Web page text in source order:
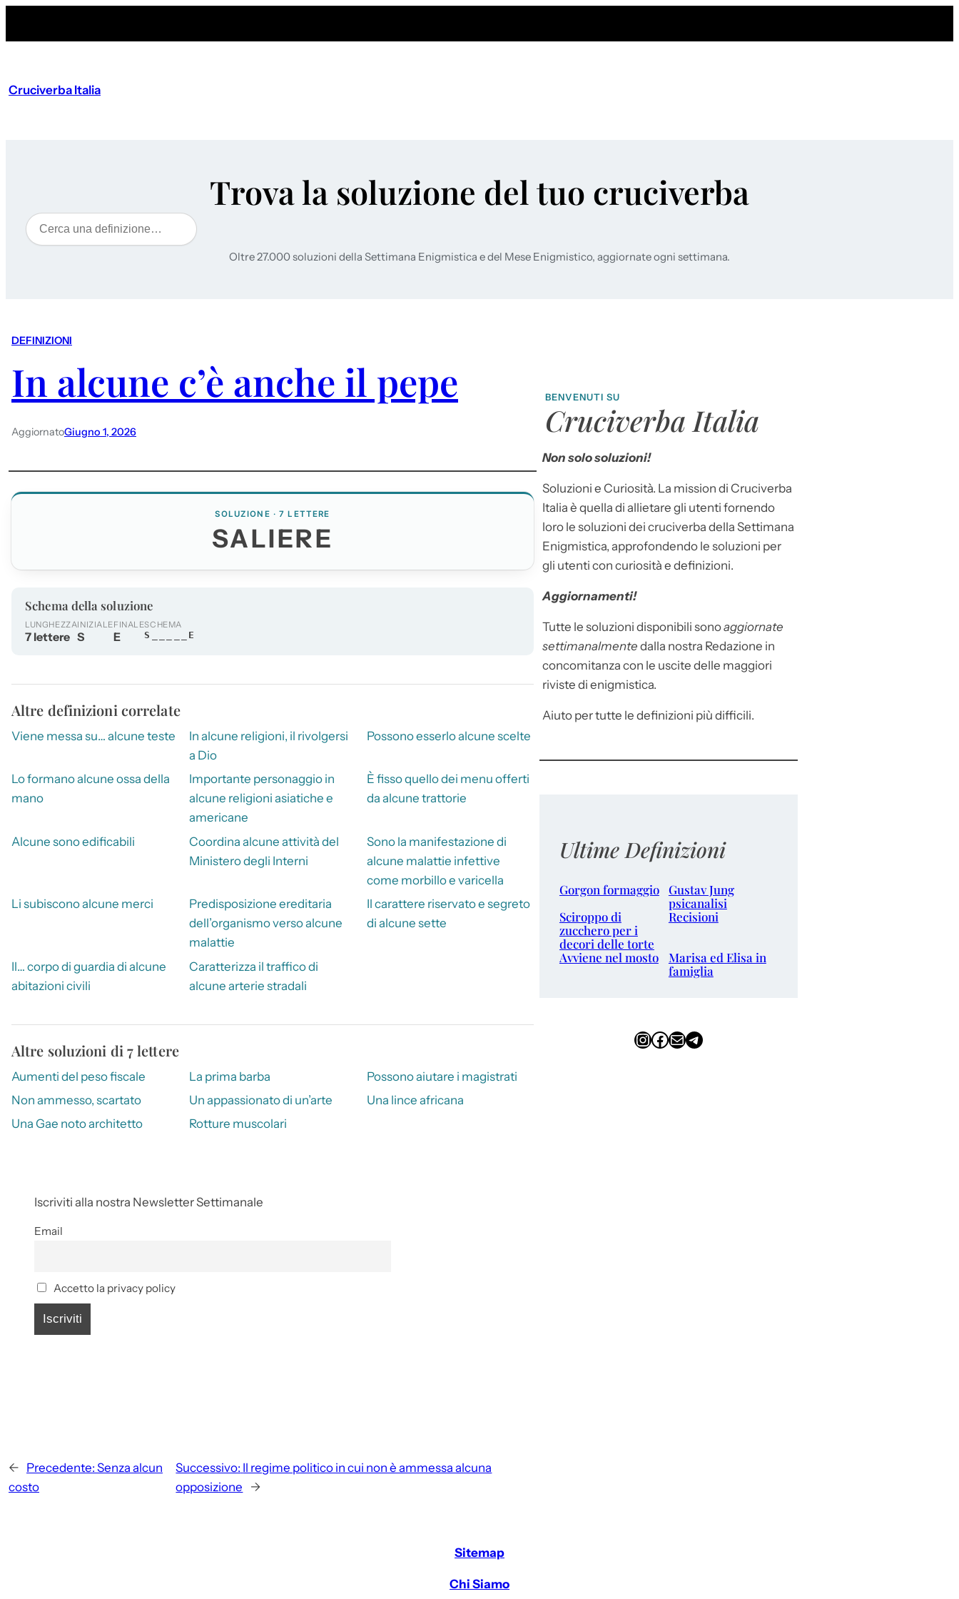
Cruciverba Italia
Trova la soluzione del tuo cruciverba
Cerca
Oltre 27.000 soluzioni della Settimana Enigmistica e del Mese Enigmistico, aggiornate ogni settimana.
DEFINIZIONI
In alcune c’è anche il pepe
AggiornatoGiugno 1, 2026
SOLUZIONE · 7 LETTERE
SALIERE
Schema della soluzione
LUNGHEZZA
7 lettere
INIZIALE
S
FINALE
E
SCHEMA
S_____E
Altre definizioni correlate
Viene messa su… alcune teste
In alcune religioni, il rivolgersi
a Dio
Possono esserlo alcune scelte
Lo formano alcune ossa della
mano
Importante personaggio in
alcune religioni asiatiche e
americane
È fisso quello dei menu offerti
da alcune trattorie
Alcune sono edificabili
Coordina alcune attività del
Ministero degli Interni
Sono la manifestazione di
alcune malattie infettive
come morbillo e varicella
Li subiscono alcune merci
Predisposizione ereditaria
dell’organismo verso alcune
malattie
Il carattere riservato e segreto
di alcune sette
Il… corpo di guardia di alcune
abitazioni civili
Caratterizza il traffico di
alcune arterie stradali
Altre soluzioni di 7 lettere
Aumenti del peso fiscale La prima barba
Possono aiutare i magistrati
Non ammesso, scartato
Un appassionato di un’arte
Una lince africana
Una Gae noto architetto
Rotture muscolari
Iscriviti alla nostra Newsletter Settimanale
Email
Accetto la privacy policy
← Precedente: Senza alcun
costo
Successivo: Il regime politico in cui non è ammessa alcuna
opposizione
→
BENVENUTI SU
Cruciverba Italia
Non solo soluzioni!
Soluzioni e Curiosità. La mission di Cruciverba
Italia è quella di allietare gli utenti fornendo
loro le soluzioni dei cruciverba della Settimana
Enigmistica, approfondendo le soluzioni per
gli utenti con curiosità e definizioni.
Aggiornamenti!
Tutte le soluzioni disponibili sonoaggiornate
settimanalmente dalla nostra Redazione in
concomitanza con le uscite delle maggiori
riviste di enigmistica.
Aiuto per tutte le definizioni più difficili.
Ultime Definizioni
Gorgon formaggio Gustav Jung
psicanalisi
Sciroppo di
zucchero per i
decori delle torte
Recisioni
Avviene nel mosto
Marisa ed Elisa in
famiglia
InstagramFacebook Email Telegram
Sitemap
Chi Siamo